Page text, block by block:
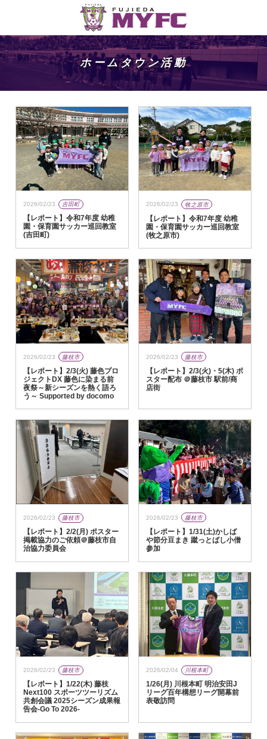
ホームタウン活動
2026/02/23 吉田町
【レポート】令和7年度 幼稚
園・保育園サッカー巡回教室
(吉田町)
2026/02/23 牧之原市
【レポート】令和7年度 幼稚
園・保育園サッカー巡回教室
(牧之原市)
2026/02/23 藤枝市
【レポート】2/3(火) 藤色プロ
ジェクトDX 藤色に染まる前
夜祭～新シーズンを熱く語ろ
う～ Supported by docomo
2026/02/23 藤枝市
【レポート】2/3(火)・5(木) ポ
スター配布 ＠藤枝市 駅前/商
店街
2026/02/23 藤枝市
【レポート】2/2(月) ポスター
掲載協力のご依頼＠藤枝市自
治協力委員会
2026/02/23 藤枝市
【レポート】1/31(土)かしば
や節分豆まき 蹴っとばし小僧
参加
2026/02/23 藤枝市
【レポート】1/22(木) 藤枝
Next100 スポーツツーリズム
共創会議 2025シーズン成果報
告会-Go To 2026-
2026/02/04 川根本町
1/26(月) 川根本町 明治安田J
リーグ百年構想リーグ開幕前
表敬訪問